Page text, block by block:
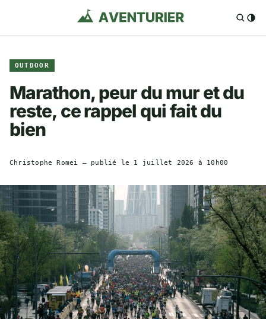
OUTDOOR
Marathon, peur du mur et du
reste, ce rappel qui fait du
bien
Christophe Romei — publié le 1 juillet 2026 à 10h00